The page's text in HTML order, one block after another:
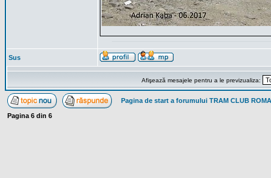
Sus
Afişează mesajele pentru a le previzualiza:
Pagina de start a forumului TRAM CLUB
Pagina 6 din 6